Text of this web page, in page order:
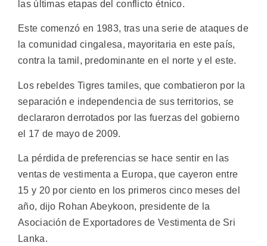
las últimas etapas del conflicto étnico.
Este comenzó en 1983, tras una serie de ataques de
la comunidad cingalesa, mayoritaria en este país,
contra la tamil, predominante en el norte y el este.
Los rebeldes Tigres tamiles, que combatieron por la
separación e independencia de sus territorios, se
declararon derrotados por las fuerzas del gobierno
el 17 de mayo de 2009.
La pérdida de preferencias se hace sentir en las
ventas de vestimenta a Europa, que cayeron entre
15 y 20 por ciento en los primeros cinco meses del
año, dijo Rohan Abeykoon, presidente de la
Asociación de Exportadores de Vestimenta de Sri
Lanka.